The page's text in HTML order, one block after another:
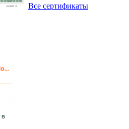
Все сертификаты